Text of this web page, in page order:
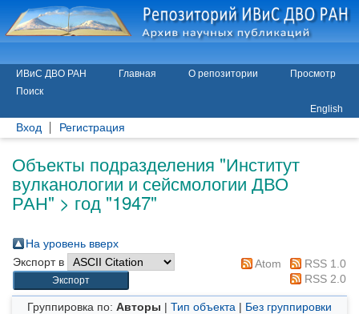
ИВиС ДВО РАН Главная О репозитории
Просмотр
Поиск
English
Вход Регистрация
Объекты подразделения "Институт
вулканологии и сейсмологии ДВО
РАН" > год "1947"
На уровень вверх
Экспорт в
Atom
RSS 1.0
RSS 2.0
Группировка по: Авторы | Тип объекта | Без группировки